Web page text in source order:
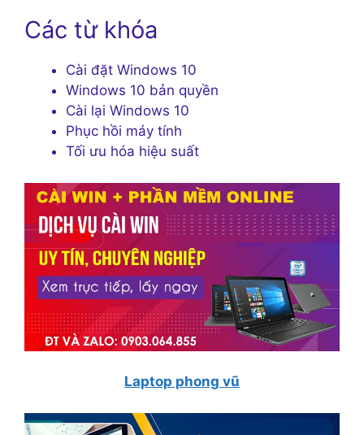
Các từ khóa
Cài đặt Windows 10
Windows 10 bản quyền
Cài lại Windows 10
Phục hồi máy tính
Tối ưu hóa hiệu suất
Laptop phong vũ